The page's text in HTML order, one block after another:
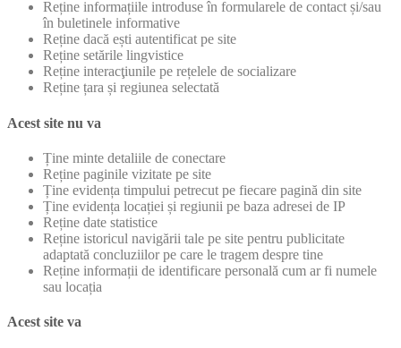
Reține informațiile introduse în formularele de contact și/sau
în buletinele informative
Reține dacă ești autentificat pe site
Reține setările lingvistice
Reține interacţiunile pe rețelele de socializare
Reține țara și regiunea selectată
Acest site nu va
Ține minte detaliile de conectare
Reține paginile vizitate pe site
Ține evidența timpului petrecut pe fiecare pagină din site
Ține evidența locației și regiunii pe baza adresei de IP
Reține date statistice
Reține istoricul navigării tale pe site pentru publicitate
adaptată concluziilor pe care le tragem despre tine
Reține informații de identificare personală cum ar fi numele
sau locația
Acest site va